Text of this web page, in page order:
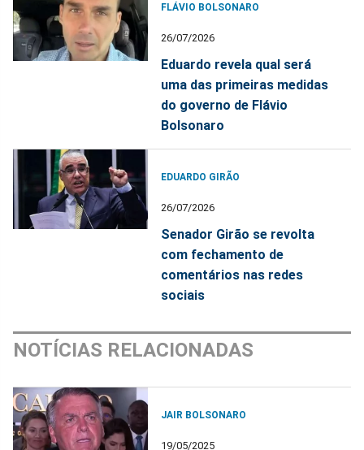
FLÁVIO BOLSONARO
26/07/2026
Eduardo revela qual será
uma das primeiras medidas
do governo de Flávio
Bolsonaro
EDUARDO GIRÃO
26/07/2026
Senador Girão se revolta
com fechamento de
comentários nas redes
sociais
NOTÍCIAS RELACIONADAS
JAIR BOLSONARO
19/05/2025